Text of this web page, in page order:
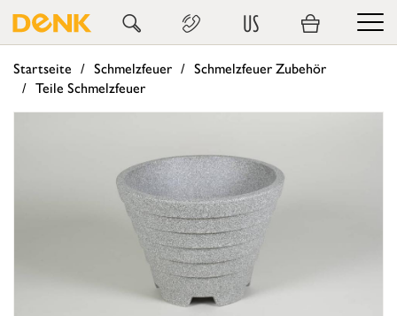
US
Startseite Schmelzfeuer
Schmelzfeuer Zubehör
Teile Schmelzfeuer